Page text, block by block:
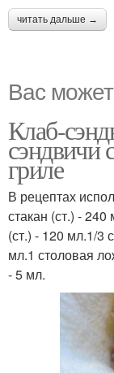
читать дальше →
Вас
Клаб-
сэндвичи
гриле
В рецептах
стакан (ст.) -
(ст.) - 120 мл.1/3
мл.1 столовая
- 5 мл.